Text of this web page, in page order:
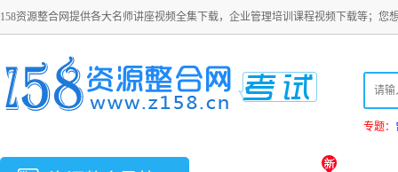
158资源整合网提供各大名师讲座视频全集下载，企业管理培训课程视频下载等；您
专题：